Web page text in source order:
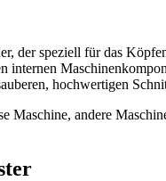
der speziell für das
internen
hochwertigen
Maschine, andere